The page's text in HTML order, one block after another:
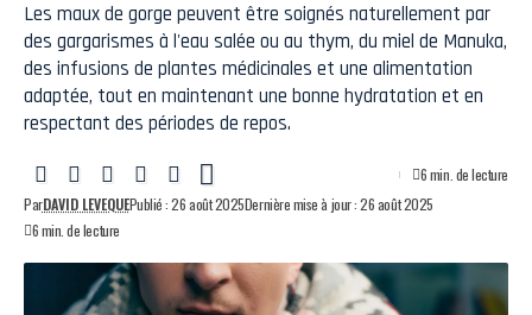
Les maux de gorge peuvent être soignés naturellement par
des gargarismes à l'eau salée ou au thym, du miel de Manuka,
des infusions de plantes médicinales et une alimentation
adaptée, tout en maintenant une bonne hydratation et en
respectant des périodes de repos.
ParDAVID LEVEQUEPublié : 26 août 2025Dernière mise à jour : 26 août 2025
6 min. de lecture
6 min. de lecture